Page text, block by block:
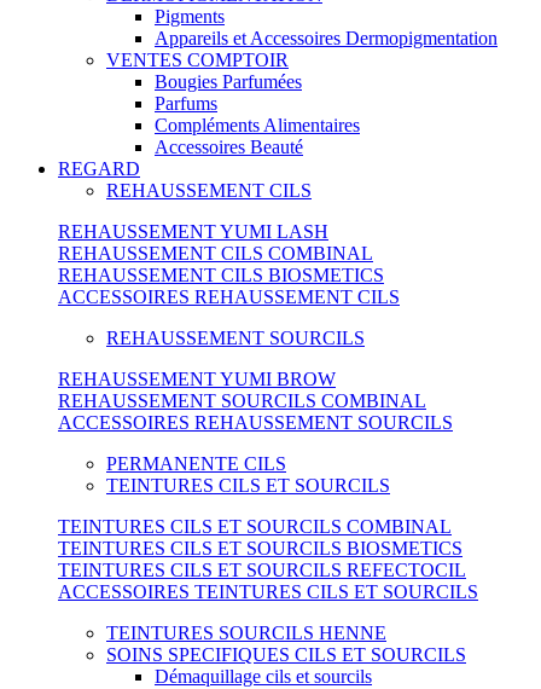
Pigments
Appareils et Accessoires Dermopigmentation
VENTES COMPTOIR
Bougies Parfumées
Parfums
Compléments Alimentaires
Accessoires Beauté
REGARD
REHAUSSEMENT CILS
REHAUSSEMENT YUMI LASH
REHAUSSEMENT CILS COMBINAL
REHAUSSEMENT CILS BIOSMETICS
ACCESSOIRES REHAUSSEMENT CILS
REHAUSSEMENT SOURCILS
REHAUSSEMENT YUMI BROW
REHAUSSEMENT SOURCILS COMBINAL
ACCESSOIRES REHAUSSEMENT SOURCILS
PERMANENTE CILS
TEINTURES CILS ET SOURCILS
TEINTURES CILS ET SOURCILS COMBINAL
TEINTURES CILS ET SOURCILS BIOSMETICS
TEINTURES CILS ET SOURCILS REFECTOCIL
ACCESSOIRES TEINTURES CILS ET SOURCILS
TEINTURES SOURCILS HENNE
SOINS SPECIFIQUES CILS ET SOURCILS
Démaquillage cils et sourcils